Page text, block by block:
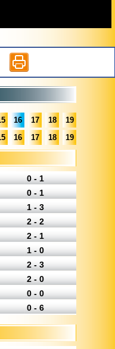
16 17 18 19
16 17 18 19
0 - 1
0 - 1
1 - 3
2 - 2
2 - 1
1 - 0
2 - 3
2 - 0
0 - 0
0 - 6